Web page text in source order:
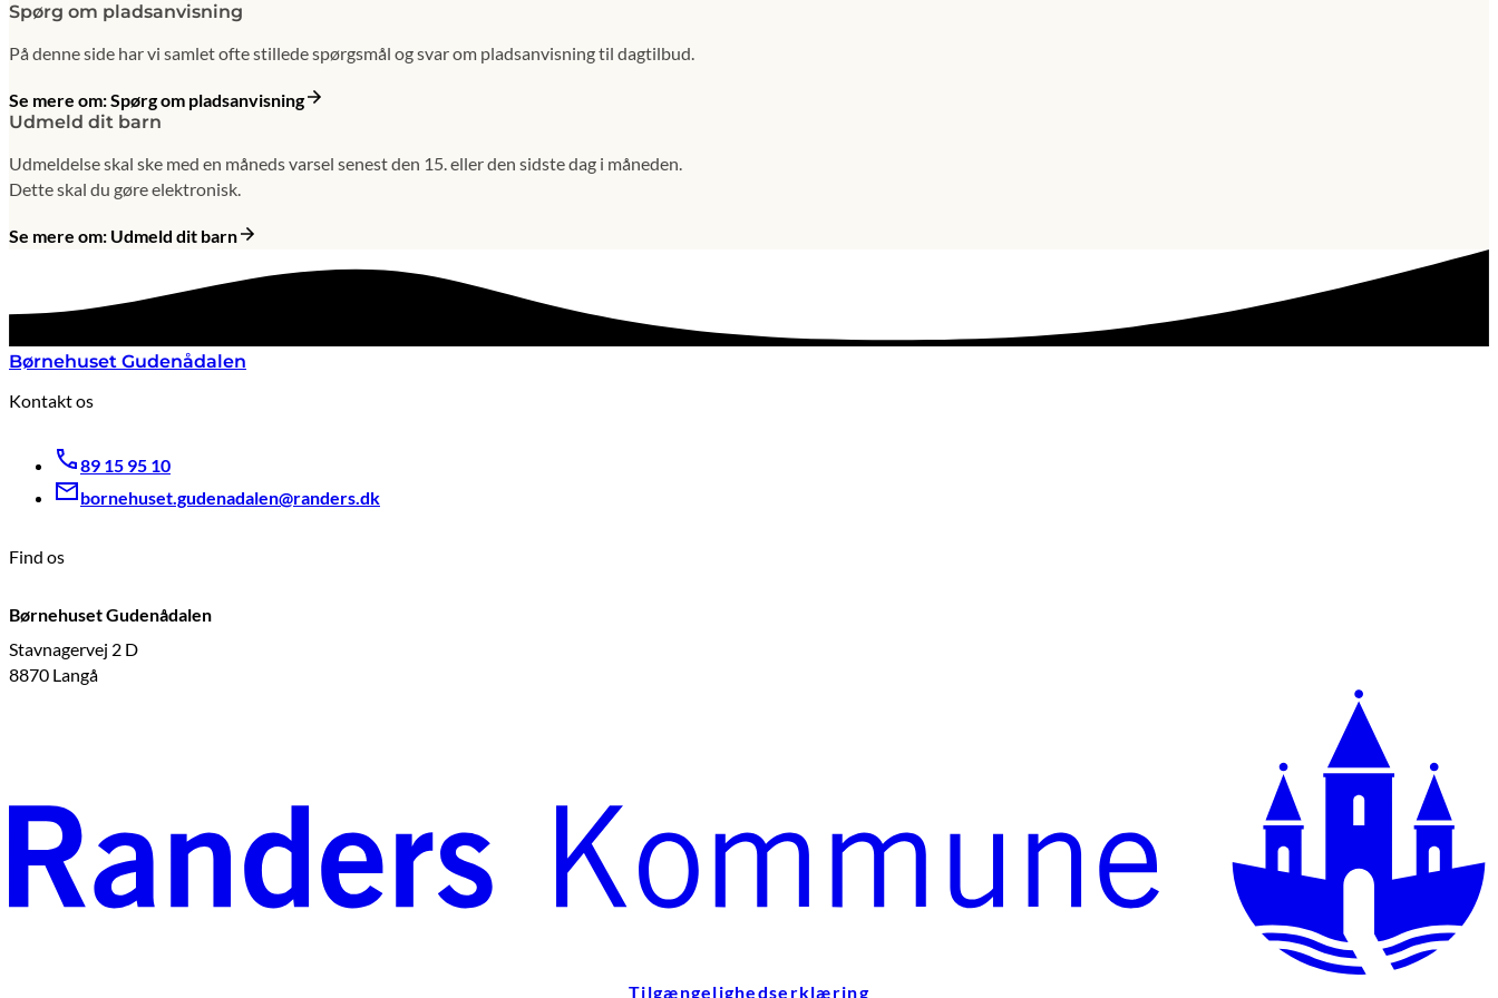
Spørg om pladsanvisning
På denne side har vi samlet ofte stillede spørgsmål og svar om pladsanvisning til dagtilbud.
Se mere om: Spørg om pladsanvisning
Udmeld dit barn
Udmeldelse skal ske med en måneds varsel senest den 15. eller den sidste dag i måneden.
Dette skal du gøre elektronisk.
Se mere om: Udmeld dit barn
Børnehuset Gudenådalen
Kontakt os
89 15 95 10
bornehuset.gudenadalen@randers.dk
Find os
Børnehuset Gudenådalen
Stavnagervej 2 D
8870 Langå
Tilgængelighedserklæring